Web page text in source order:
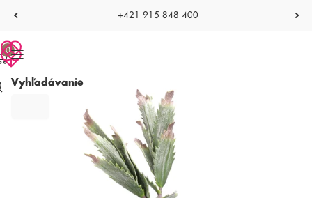
+421 915 848 400
Vyhľadávanie
0